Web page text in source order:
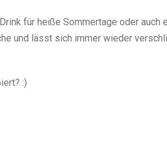
für heiße Sommertage oder
und lässt sich immer wieder
:)